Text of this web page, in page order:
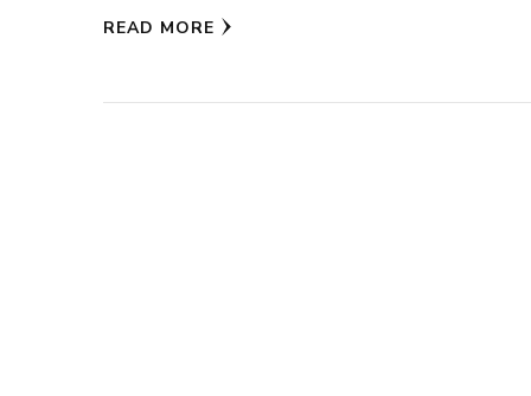
READ MORE